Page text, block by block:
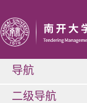
导航
二级导航